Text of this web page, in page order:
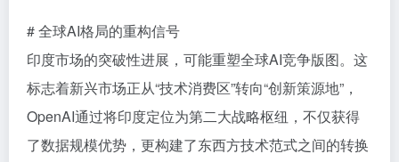
# 全球AI格局的重构信号
印度市场的突破性进展，可能重塑全球AI竞争版图。这
标志着新兴市场正从“技术消费区”转向“创新策源地”，
OpenAI通过将印度定位为第二大战略枢纽，不仅获得
了数据规模优势，更构建了东西方技术范式之间的转换